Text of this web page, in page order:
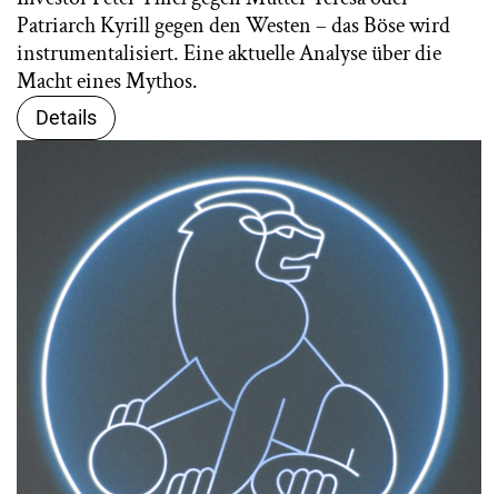
Patriarch Kyrill gegen den Westen – das Böse wird
instrumentalisiert. Eine aktuelle Analyse über die
Macht eines Mythos.
Details